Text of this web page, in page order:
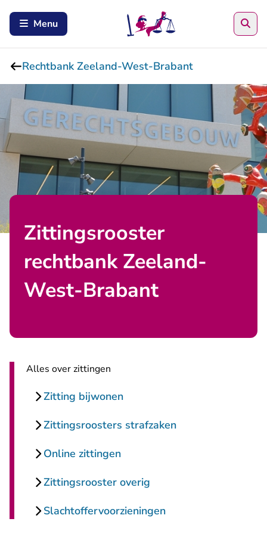
Menu
Rechtbank Zeeland-West-Brabant
Zittingsrooster
rechtbank Zeeland-
West-Brabant
Alles over zittingen
Zitting bijwonen
Zittingsroosters strafzaken
Online zittingen
Zittingsrooster overig
Slachtoffervoorzieningen